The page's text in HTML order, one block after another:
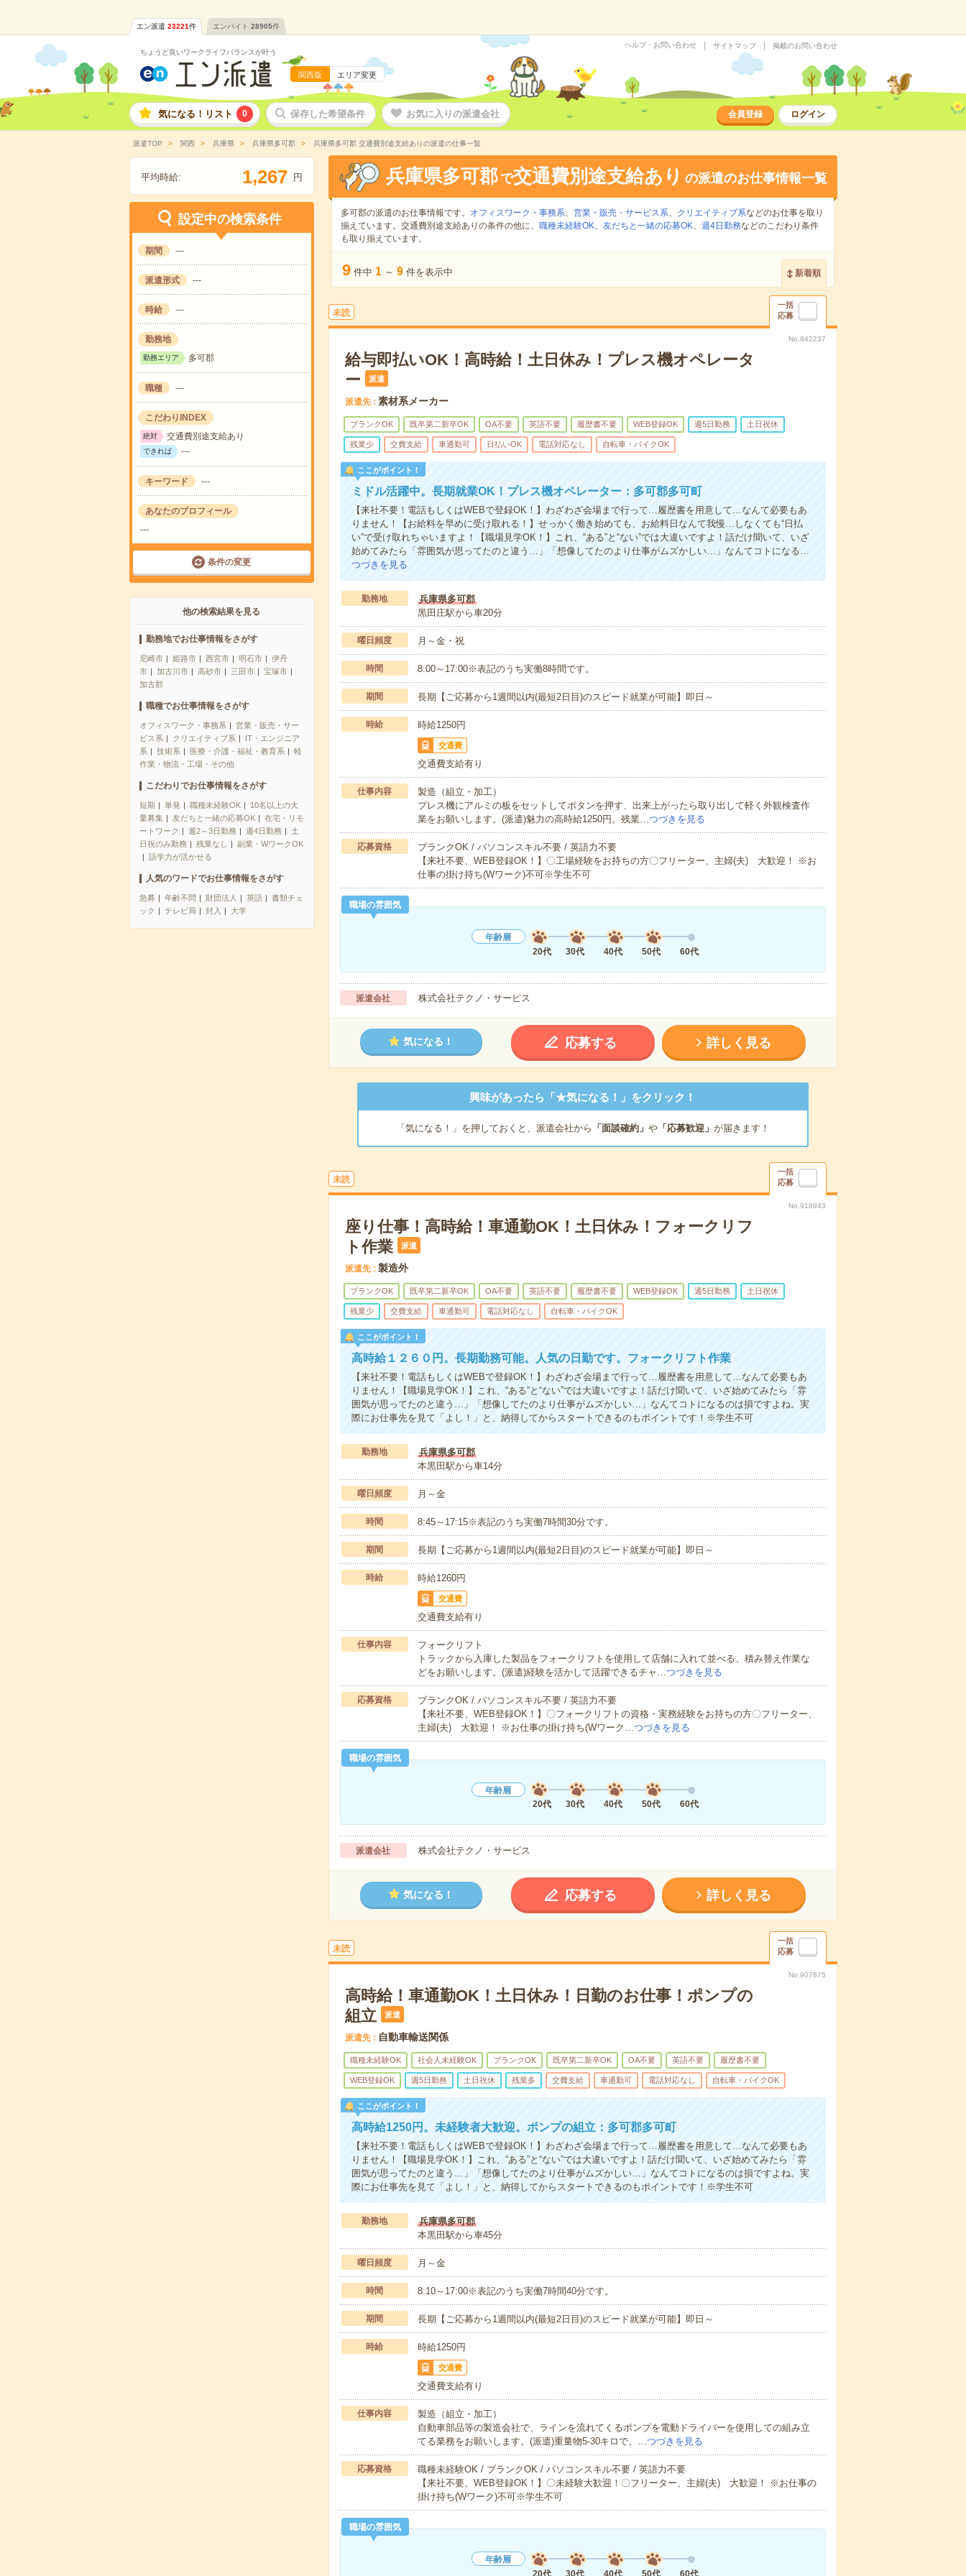
エン派遣 23221件 エンバイト 28905件
ちょうど良いワークライフバランスが叶う
関西版 エリア変更
ヘルプ・お問い合わせ サイトマップ 掲載のお問い合わせ
気になる！リスト 0 保存した希望条件 お気に入りの派遣会社 会員登録 ログイン
派遣TOP 関西 兵庫県 兵庫県多可郡 兵庫県多可郡 交通費別途支給ありの派遣の仕事一覧
平均時給: 1,267 円
設定中の検索条件
期間 ---
派遣形式 ---
時給 ---
勤務地
勤務エリア 多可郡
職種 ---
こだわりINDEX
絶対 交通費別途支給あり
できれば ---
キーワード ---
あなたのプロフィール
---
条件の変更
他の検索結果を見る
勤務地でお仕事情報をさがす
尼崎市 姫路市 西宮市 明石市
伊丹
市
加古川市 高砂市 三田市
宝塚市
加古郡
職種でお仕事情報をさがす
オフィスワーク・事務系
営業・販売・サー
ビス系
クリエイティブ系
IT・エンジニア
系
技術系 医療・介護・福祉・教育系
軽
作業・物流・工場・その他
こだわりでお仕事情報をさがす
短期 単発 職種未経験OK
10名以上の大
量募集
友だちと一緒の応募OK
在宅・リモ
ートワーク
週2～3日勤務 週4日勤務
土
日祝のみ勤務
残業なし
副業・WワークOK
語学力が活かせる
人気のワードでお仕事情報をさがす
急募 年齢不問 財団法人 英語
書類チェ
ック
テレビ局 封入 大学
兵庫県多可郡 で交通費別途支給あり の派遣のお仕事情報一覧
多可郡の派遣のお仕事情報です。 オフィスワーク・事務系、 営業・販売・サービス系、 クリエイティブ系などのお仕事を取り
揃えています。交通費別途支給ありの条件の他に、 職種未経験OK、 友だちと一緒の応募OK、 週4日勤務などのこだわり条件
も取り揃えています。
9 件中 1 ～ 9 件を表示中 新着順
未読
一括
応募
No.842237
給与即払いOK！高時給！土日休み！プレス機オペレータ
ー
派遣
派遣先 素材系メーカー
ブランクOK 既卒第二新卒OK OA不要 英語不要 履歴書不要 WEB登録OK 週5日勤務 土日祝休
残業少 交費支給 車通勤可 日払いOK 電話対応なし 自転車・バイクOK
ここがポイント！
ミドル活躍中。長期就業OK！プレス機オペレーター：多可郡多可町
【来社不要！電話もしくはWEBで登録OK！】わざわざ会場まで行って…履歴書を用意して…なんて必要もあ
りません！【お給料を早めに受け取れる！】せっかく働き始めても、お給料日なんて我慢…しなくても“日払
い”で受け取れちゃいますよ！【職場見学OK！】これ、“ある”と“ない”では大違いですよ！話だけ聞いて、いざ
始めてみたら「雰囲気が思ってたのと違う…」「想像してたのより仕事がムズかしい…」なんてコトになる…
つづきを見る
勤務地
兵庫県多可郡
黒田庄駅から車20分
曜日頻度 月～金・祝
時間 8:00～17:00※表記のうち実働8時間です。
期間 長期【ご応募から1週間以内(最短2日目)のスピード就業が可能】即日～
時給 時給1250円
交通費
交通費支給有り
仕事内容
製造（組立・加工）
プレス機にアルミの板をセットしてボタンを押す、出来上がったら取り出して軽く外観検査作
業をお願いします。(派遣)魅力の高時給1250円。残業…つづきを見る
応募資格
ブランクOK / パソコンスキル不要 / 英語力不要
【来社不要、WEB登録OK！】〇工場経験をお持ちの方〇フリーター、主婦(夫) 大歓迎！ ※お
仕事の掛け持ち(Wワーク)不可※学生不可
職場の雰囲気
年齢層
20代
30代 40代 50代 60代
派遣会社 株式会社テクノ・サービス
気になる！ 応募する 詳しく見る
興味があったら「★気になる！」をクリック！
「気になる！」を押しておくと、派遣会社から 「面談確約」 や「応募歓迎」 が届きます！
未読
一括
応募
No.918943
座り仕事！高時給！車通勤OK！土日休み！フォークリフ
ト作業
派遣
派遣先 製造外
ブランクOK 既卒第二新卒OK OA不要 英語不要 履歴書不要 WEB登録OK 週5日勤務 土日祝休
残業少 交費支給 車通勤可 電話対応なし 自転車・バイクOK
ここがポイント！
高時給１２６０円。長期勤務可能。人気の日勤です。フォークリフト作業
【来社不要！電話もしくはWEBで登録OK！】わざわざ会場まで行って…履歴書を用意して…なんて必要もあ
りません！【職場見学OK！】これ、“ある”と“ない”では大違いですよ！話だけ聞いて、いざ始めてみたら「雰
囲気が思ってたのと違う…」「想像してたのより仕事がムズかしい…」なんてコトになるのは損ですよね。実
際にお仕事先を見て「よし！」と、納得してからスタートできるのもポイントです！※学生不可
勤務地
兵庫県多可郡
本黒田駅から車14分
曜日頻度 月～金
時間 8:45～17:15※表記のうち実働7時間30分です。
期間 長期【ご応募から1週間以内(最短2日目)のスピード就業が可能】即日～
時給 時給1260円
交通費
交通費支給有り
仕事内容
フォークリフト
トラックから入庫した製品をフォークリフトを使用して店舗に入れて並べる、積み替え作業な
どをお願いします。(派遣)経験を活かして活躍できるチャ… つづきを見る
応募資格
ブランクOK / パソコンスキル不要 / 英語力不要
【来社不要、WEB登録OK！】〇フォークリフトの資格・実務経験をお持ちの方〇フリーター、
主婦(夫) 大歓迎！ ※お仕事の掛け持ち(Wワーク… つづきを見る
職場の雰囲気
年齢層
20代
30代 40代 50代 60代
派遣会社 株式会社テクノ・サービス
気になる！ 応募する 詳しく見る
未読
一括
応募
No.907875
高時給！車通勤OK！土日休み！日勤のお仕事！ポンプの
組立
派遣
派遣先 自動車輸送関係
職種未経験OK 社会人未経験OK ブランクOK 既卒第二新卒OK OA不要 英語不要 履歴書不要
WEB登録OK 週5日勤務 土日祝休 残業多 交費支給 車通勤可 電話対応なし 自転車・バイクOK
ここがポイント！
高時給1250円。未経験者大歓迎。ポンプの組立：多可郡多可町
【来社不要！電話もしくはWEBで登録OK！】わざわざ会場まで行って…履歴書を用意して…なんて必要もあ
りません！【職場見学OK！】これ、“ある”と“ない”では大違いですよ！話だけ聞いて、いざ始めてみたら「雰
囲気が思ってたのと違う…」「想像してたのより仕事がムズかしい…」なんてコトになるのは損ですよね。実
際にお仕事先を見て「よし！」と、納得してからスタートできるのもポイントです！※学生不可
勤務地
兵庫県多可郡
本黒田駅から車45分
曜日頻度 月～金
時間 8:10～17:00※表記のうち実働7時間40分です。
期間 長期【ご応募から1週間以内(最短2日目)のスピード就業が可能】即日～
時給 時給1250円
交通費
交通費支給有り
仕事内容
製造（組立・加工）
自動車部品等の製造会社で、ラインを流れてくるポンプを電動ドライバーを使用しての組み立
てる業務をお願いします。(派遣)重量物5-30キロで、…つづきを見る
応募資格
職種未経験OK / ブランクOK / パソコンスキル不要 / 英語力不要
【来社不要、WEB登録OK！】〇未経験大歓迎！〇フリーター、主婦(夫) 大歓迎！ ※お仕事の
掛け持ち(Wワーク)不可※学生不可
職場の雰囲気
年齢層
20代
30代 40代 50代 60代